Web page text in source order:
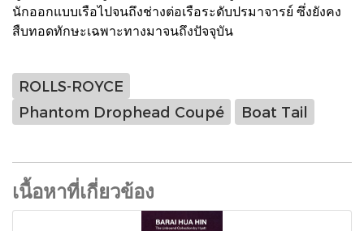
นักออกแบบเรือไปจนถึงช่างต่อเรือระดับปรมาจารย์ ซึ่งยังคง
สืบทอดทักษะเฉพาะทางมาจนถึงปัจจุบัน
ROLLS-ROYCE
Phantom Drophead Coupé
Boat Tail
เนื้อหาที่เกี่ยวข้อง